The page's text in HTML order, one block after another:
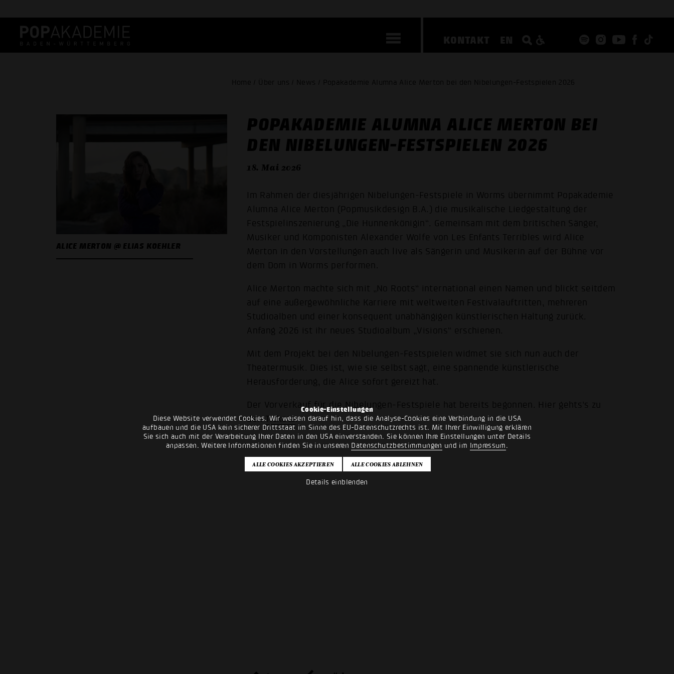
Cookie-Einstellungen
Diese Website verwendet Cookies. Wir weisen darauf hin, dass die Analyse-Cookies eine Verbindung in die USA
aufbauen und die USA kein sicherer Drittstaat im Sinne des EU-Datenschutzrechts ist. Mit Ihrer Einwilligung erklären
Sie sich auch mit der Verarbeitung Ihrer Daten in den USA einverstanden. Sie können Ihre Einstellungen unter Details
anpassen. Weitere Informationen finden Sie in unseren Datenschutzbestimmungen und im Impressum.
Details einblenden
KONTAKT EN
Home / Über uns / News / Popakademie Alumna Alice Merton bei den Nibelungen-Festspielen 2026
ALICE MERTON @ ELIAS KOEHLER
POPAKADEMIE ALUMNA ALICE MERTON BEI
DEN NIBELUNGEN-FESTSPIELEN 2026
18. Mai 2026
Im Rahmen der diesjährigen Nibelungen-Festspiele in Worms übernimmt Popakademie
Alumna Alice Merton (Popmusikdesign B.A.) die musikalische Liedgestaltung der
Festspielinszenierung „Die Hunnenkönigin“. Gemeinsam mit dem britischen Sänger,
Musiker und Komponisten Alexander Wolfe von Les Enfants Terribles wird Alice
Merton in den Vorstellungen auch live als Sängerin und Musikerin auf der Bühne vor
dem Dom in Worms performen.
Alice Merton machte sich mit „No Roots“ international einen Namen und blickt seitdem
auf eine außergewöhnliche Karriere mit weltweiten Festivalauftritten, mehreren
Studioalben und einer konsequent unabhängigen künstlerischen Haltung zurück.
Anfang 2026 ist ihr neues Studioalbum „Visions“ erschienen.
Mit dem Projekt bei den Nibelungen-Festspielen widmet sie sich nun auch der
Theatermusik. Dies ist, wie sie selbst sagt, eine spannende künstlerische
Herausforderung, die Alice sofort gereizt hat.
Der Vorverkauf für die Nibelungen-Festspiele hat bereits begonnen. Hier gehts's zu
denTickets.